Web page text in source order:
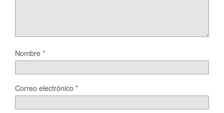
Nombre*
Correo electrónico*